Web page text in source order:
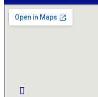
(TRACTOR